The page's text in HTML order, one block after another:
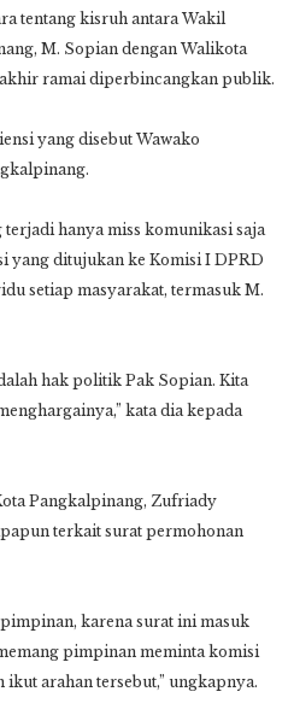
tentang kisruh antara Wakil
M. Sopian dengan Walikota
ramai diperbincangkan publik.
yang disebut Wawako
hanya miss komunikasi saja
yang ditujukan ke Komisi I DPRD
setiap masyarakat, termasuk M.
hak politik Pak Sopian. Kita
kata dia kepada
Pangkalpinang, Zufriady
terkait surat permohonan
karena surat ini masuk
pimpinan meminta komisi
arahan tersebut,” ungkapnya.